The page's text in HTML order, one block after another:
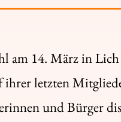
14. März in
ihrer letzten
und Bürger